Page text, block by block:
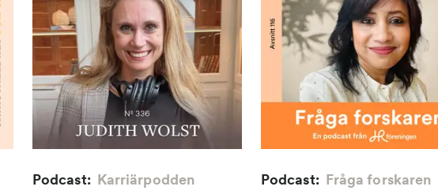
Podcast: Karriärpodden Podcast: Fråga forskaren